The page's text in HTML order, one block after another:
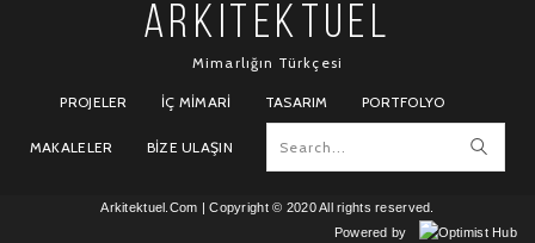
ARKITEKTUEL
Mimarlığın Türkçesi
PROJELER İÇ MIMARI TASARIM PORTFOLYO
MAKALELER BIZE ULAŞIN
Arkitektuel.Com | Copyright © 2020 All rights reserved.
Powered by